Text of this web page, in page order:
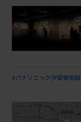
#パナソニック汐留美術館